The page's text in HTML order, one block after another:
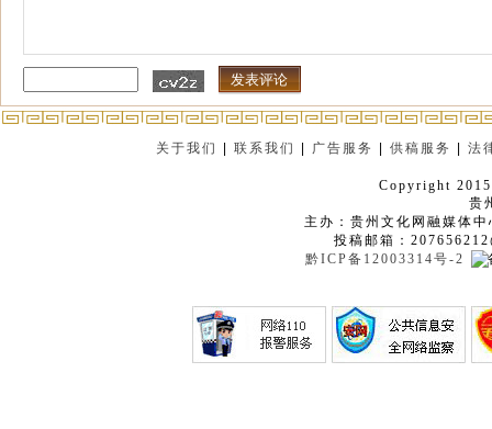
关于我们 |联系我们 广告服务 |供稿服务 |法
Copyright
贵
主办：贵州文化网融媒体
投稿邮箱：
黔ICP备12003314号-2